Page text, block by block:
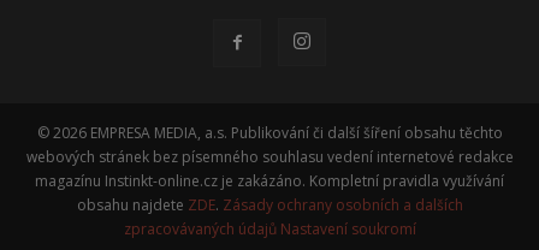
© 2026 EMPRESA MEDIA, a.s. Publikování či další šíření obsahu těchto
webových stránek bez písemného souhlasu vedení internetové redakce
magazínu Instinkt-online.cz je zakázáno. Kompletní pravidla využívání
obsahu najdete ZDE. Zásady ochrany osobních a dalších
zpracovávaných údajů Nastavení soukromí